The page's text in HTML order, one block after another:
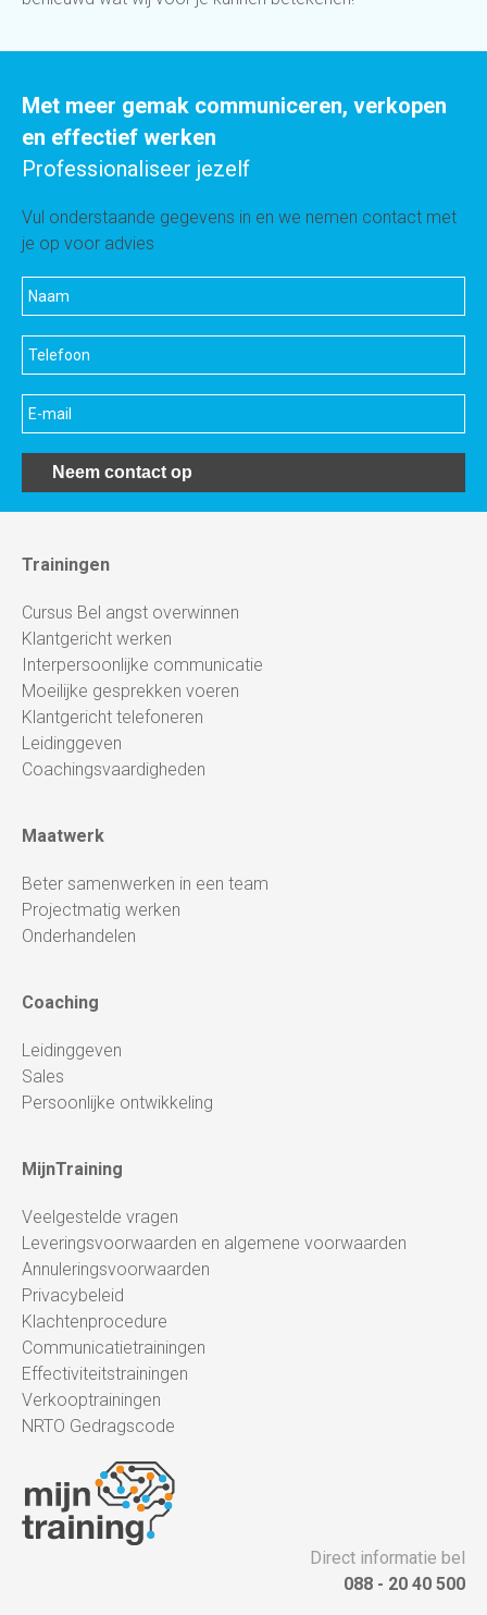
Met meer gemak communiceren, verkopen
en effectief werken
Professionaliseer jezelf
Vul onderstaande gegevens in en we nemen contact met
je op voor advies
Neem contact op
Trainingen
Cursus Bel angst overwinnen
Klantgericht werken
Interpersoonlijke communicatie
Moeilijke gesprekken voeren
Klantgericht telefoneren
Leidinggeven
Coachingsvaardigheden
Maatwerk
Beter samenwerken in een team
Projectmatig werken
Onderhandelen
Coaching
Leidinggeven
Sales
Persoonlijke ontwikkeling
MijnTraining
Veelgestelde vragen
Leveringsvoorwaarden en algemene voorwaarden
Annuleringsvoorwaarden
Privacybeleid
Klachtenprocedure
Communicatietrainingen
Effectiviteitstrainingen
Verkooptrainingen
NRTO Gedragscode
Direct informatie bel
088 - 20 40 500